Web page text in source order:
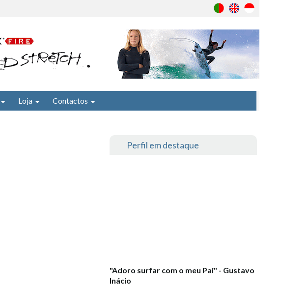
Loja Contactos
Perfil em destaque
"Adoro surfar com o meu Pai" - Gustavo
Inácio